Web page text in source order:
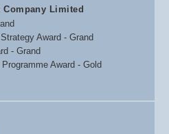
Company Limited
Award - Grand
- Grand
Award - Gold